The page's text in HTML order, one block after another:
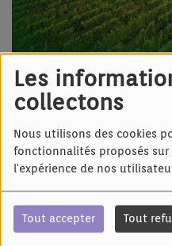
Les
collectons
Nous utilisons des cookies
fonctionnalités proposés
l'expérience de nos
Tout accepter Tout
29 JUIN 2025 - 3361
Écouter le podcast
Chanson
Vous pourrez écouter
de l'été...
Ce dimanche:
Am erschte Feriedaa,